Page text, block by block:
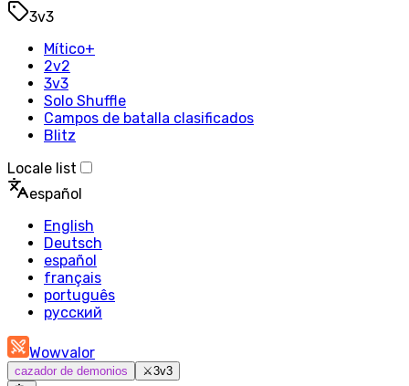
3v3
Mítico+
2v2
3v3
Solo Shuffle
Campos de batalla clasificados
Blitz
Locale list
español
English
Deutsch
español
français
português
русский
Wowvalor
cazador de demonios ⚔️3v3